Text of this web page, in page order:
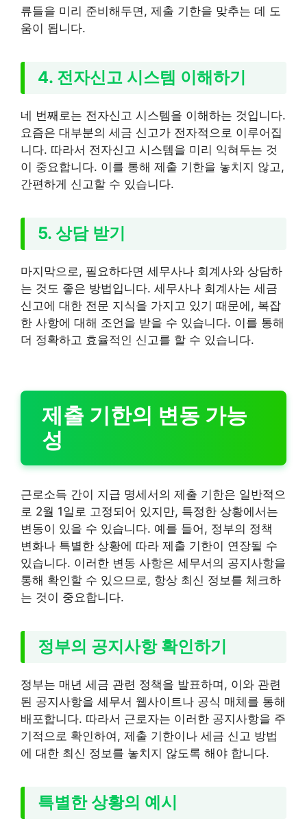
류들을 미리 준비해두면, 제출 기한을 맞추는 데 도
움이 됩니다.
4. 전자신고 시스템 이해하기
네 번째로는 전자신고 시스템을 이해하는 것입니다.
요즘은 대부분의 세금 신고가 전자적으로 이루어집
니다. 따라서 전자신고 시스템을 미리 익혀두는 것
이 중요합니다. 이를 통해 제출 기한을 놓치지 않고,
간편하게 신고할 수 있습니다.
5. 상담 받기
마지막으로, 필요하다면 세무사나 회계사와 상담하
는 것도 좋은 방법입니다. 세무사나 회계사는 세금
신고에 대한 전문 지식을 가지고 있기 때문에, 복잡
한 사항에 대해 조언을 받을 수 있습니다. 이를 통해
더 정확하고 효율적인 신고를 할 수 있습니다.
제출 기한의 변동 가능
성
근로소득 간이 지급 명세서의 제출 기한은 일반적으
로 2월 1일로 고정되어 있지만, 특정한 상황에서는
변동이 있을 수 있습니다. 예를 들어, 정부의 정책
변화나 특별한 상황에 따라 제출 기한이 연장될 수
있습니다. 이러한 변동 사항은 세무서의 공지사항을
통해 확인할 수 있으므로, 항상 최신 정보를 체크하
는 것이 중요합니다.
정부의 공지사항 확인하기
정부는 매년 세금 관련 정책을 발표하며, 이와 관련
된 공지사항을 세무서 웹사이트나 공식 매체를 통해
배포합니다. 따라서 근로자는 이러한 공지사항을 주
기적으로 확인하여, 제출 기한이나 세금 신고 방법
에 대한 최신 정보를 놓치지 않도록 해야 합니다.
특별한 상황의 예시